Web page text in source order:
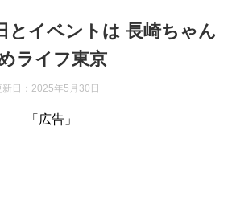
とイベントは 長崎ちゃん
ライフ東京
日： 2025年5月30日
「広告」